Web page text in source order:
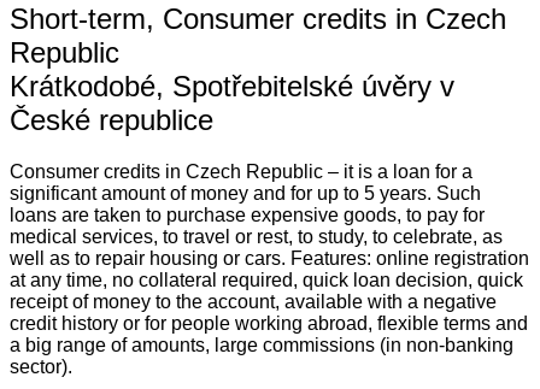
Short-term, Consumer credits in Czech
Republic
Krátkodobé, Spotřebitelské úvěry v
České republice
Consumer credits in Czech Republic – it is a loan for a
significant amount of money and for up to 5 years. Such
loans are taken to purchase expensive goods, to pay for
medical services, to travel or rest, to study, to celebrate, as
well as to repair housing or cars. Features: online registration
at any time, no collateral required, quick loan decision, quick
receipt of money to the account, available with a negative
credit history or for people working abroad, flexible terms and
a big range of amounts, large commissions (in non-banking
sector).